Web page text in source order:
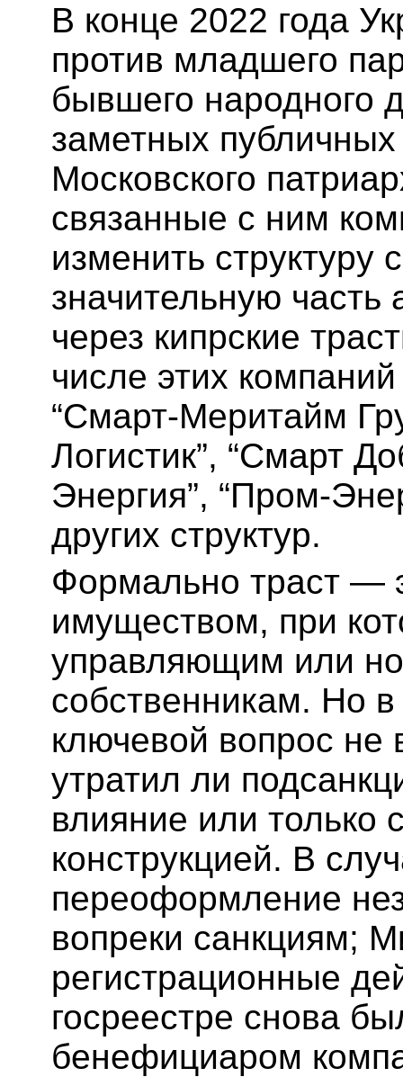
В конце 2022 года
против младшего
бывшего народного
заметных
Московского
связанные с ним
изменить структуру
значительную
через кипрские
числе этих
“Смарт-Меритайм
Логистик”, “Смарт
Энергия”, “Пром-
других структур.
Формально траст —
имуществом, при
управляющим или
собственникам. Но
ключевой вопрос
утратил ли
влияние или только
конструкцией. В
переоформление
вопреки санкциям;
регистрационные
госреестре снова
бенефициаром